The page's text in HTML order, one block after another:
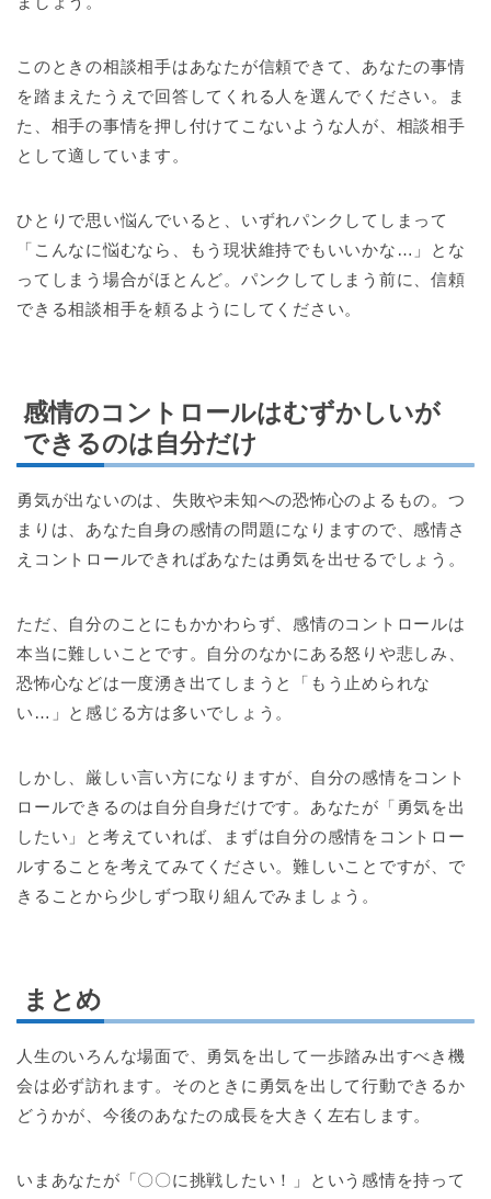
このときの相談相手はあなたが信頼できて、あなたの事情
を踏まえたうえで回答してくれる人を選んでください。ま
た、相手の事情を押し付けてこないような人が、相談相手
として適しています。
ひとりで思い悩んでいると、いずれパンクしてしまって
「こんなに悩むなら、もう現状維持でもいいかな…」とな
ってしまう場合がほとんど。パンクしてしまう前に、信頼
できる相談相手を頼るようにしてください。
感情のコントロールはむずかしいが
できるのは自分だけ
勇気が出ないのは、失敗や未知への恐怖心のよるもの。つ
まりは、あなた自身の感情の問題になりますので、感情さ
えコントロールできればあなたは勇気を出せるでしょう。
ただ、自分のことにもかかわらず、感情のコントロールは
本当に難しいことです。自分のなかにある怒りや悲しみ、
恐怖心などは一度湧き出てしまうと「もう止められな
い…」と感じる方は多いでしょう。
しかし、厳しい言い方になりますが、自分の感情をコント
ロールできるのは自分自身だけです。あなたが「勇気を出
したい」と考えていれば、まずは自分の感情をコントロー
ルすることを考えてみてください。難しいことですが、で
きることから少しずつ取り組んでみましょう。
まとめ
人生のいろんな場面で、勇気を出して一歩踏み出すべき機
会は必ず訪れます。そのときに勇気を出して行動できるか
どうかが、今後のあなたの成長を大きく左右します。
いまあなたが「〇〇に挑戦したい！」という感情を持って